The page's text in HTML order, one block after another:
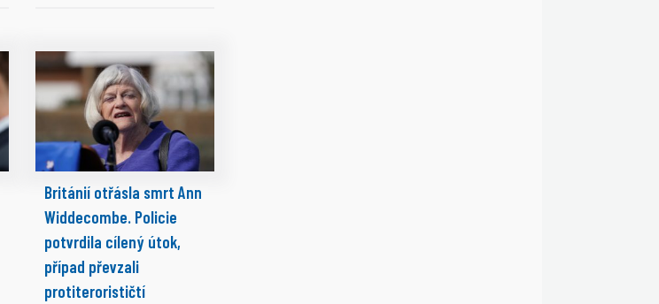
Británií otřásla smrt Ann
Widdecombe. Policie
potvrdila cílený útok,
případ převzali
protiterorističtí